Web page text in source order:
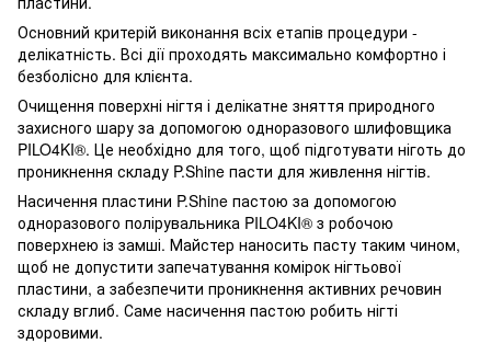
Основний критерій виконання всіх етапів процедури -
делікатність. Всі дії проходять максимально комфортно і
безболісно для клієнта.
Очищення поверхні нігтя і делікатне зняття природного
захисного шару за допомогою одноразового шлифовщика
PILO4KI®️. Це необхідно для того, щоб підготувати ніготь до
проникнення складу P.Shine пасти для живлення нігтів.
Насичення пластини P.Shine пастою за допомогою
одноразового полірувальника PILO4KI®️ з робочою
поверхнею із замші. Майстер наносить пасту таким чином,
щоб не допустити запечатування комірок нігтьової
пластини, а забезпечити проникнення активних речовин
складу вглиб. Саме насичення пастою робить нігті
здоровими.